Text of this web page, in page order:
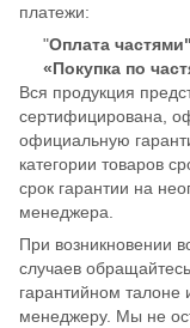
платежи:
"Оплата
«Покупка по
Вся продукция
сертифицирована,
официальную
категории товаров
срок гарантии на
менеджера.
При возникновении
случаев
гарантийном
менеджеру. Мы не